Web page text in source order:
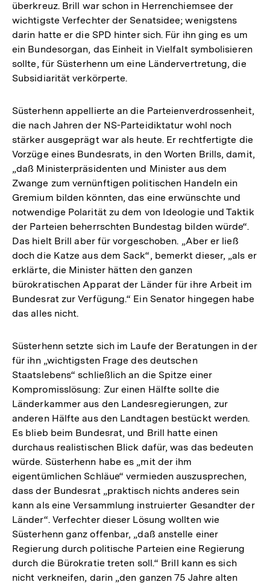
überkreuz. Brill war schon in Herrenchiemsee der
wichtigste Verfechter der Senatsidee; wenigstens
darin hatte er die SPD hinter sich. Für ihn ging es um
ein Bundesorgan, das Einheit in Vielfalt symbolisieren
sollte, für Süsterhenn um eine Ländervertretung, die
Subsidiarität verkörperte.
Süsterhenn appellierte an die Parteienverdrossenheit,
die nach Jahren der NS-Parteidiktatur wohl noch
stärker ausgeprägt war als heute. Er rechtfertigte die
Vorzüge eines Bundesrats, in den Worten Brills, damit,
„daß Ministerpräsidenten und Minister aus dem
Zwange zum vernünftigen politischen Handeln ein
Gremium bilden könnten, das eine erwünschte und
notwendige Polarität zu dem von Ideologie und Taktik
der Parteien beherrschten Bundestag bilden würde“.
Das hielt Brill aber für vorgeschoben. „Aber er ließ
doch die Katze aus dem Sack“, bemerkt dieser, „als er
erklärte, die Minister hätten den ganzen
bürokratischen Apparat der Länder für ihre Arbeit im
Bundesrat zur Verfügung.“ Ein Senator hingegen habe
das alles nicht.
Süsterhenn setzte sich im Laufe der Beratungen in der
für ihn „wichtigsten Frage des deutschen
Staatslebens“ schließlich an die Spitze einer
Kompromisslösung: Zur einen Hälfte sollte die
Länderkammer aus den Landesregierungen, zur
anderen Hälfte aus den Landtagen bestückt werden.
Es blieb beim Bundesrat, und Brill hatte einen
durchaus realistischen Blick dafür, was das bedeuten
würde. Süsterhenn habe es „mit der ihm
eigentümlichen Schläue“ vermieden auszusprechen,
dass der Bundesrat „praktisch nichts anderes sein
kann als eine Versammlung instruierter Gesandter der
Länder“. Verfechter dieser Lösung wollten wie
Süsterhenn ganz offenbar, „daß anstelle einer
Regierung durch politische Parteien eine Regierung
durch die Bürokratie treten soll.“ Brill kann es sich
nicht verkneifen, darin „den ganzen 75 Jahre alten